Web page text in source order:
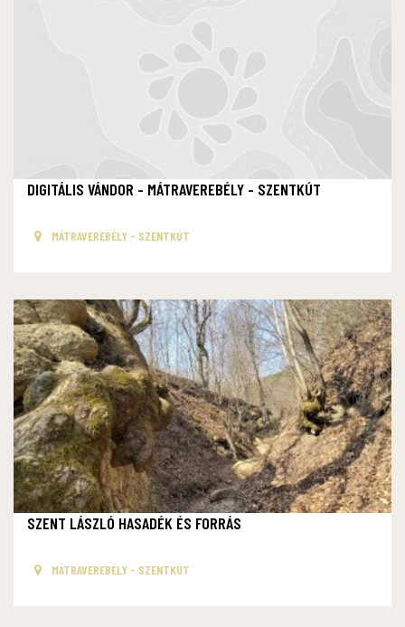
DIGITÁLIS VÁNDOR - MÁTRAVEREBÉLY - SZENTKÚT
MÁTRAVEREBÉLY - SZENTKÚT
SZENT LÁSZLÓ HASADÉK ÉS FORRÁS
MÁTRAVEREBÉLY - SZENTKÚT